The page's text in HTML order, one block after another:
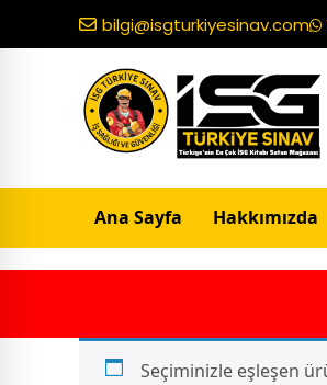
bilgi@isgturkiyesinav.com
Ana Sayfa Hakkımızda
Seçiminizle eşleşen